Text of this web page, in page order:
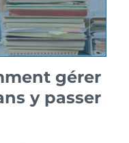
gérer
y passer